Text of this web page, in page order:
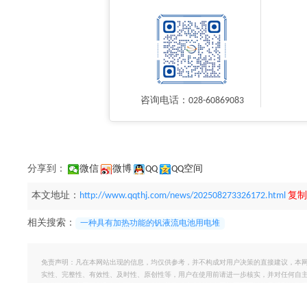
咨询电话：028-60869083
分享到： 微信 微博 QQ QQ空间
本文地址： http://www.qqthj.com/news/202508273326172.html 复
相关搜索： 一种具有加热功能的钒液流电池用电堆
免责声明：凡在本网站出现的信息，均仅供参考，并不构成对用户决策的直接建议，
实性、完整性、有效性、及时性、原创性等，用户在使用前请进一步核实，并对任何